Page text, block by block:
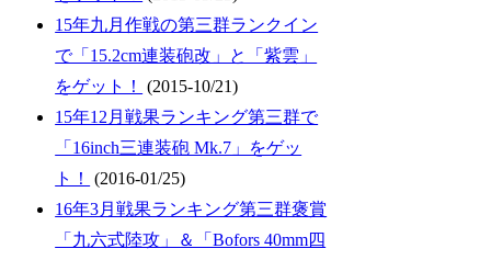
15年九月作戦の第三群ランクイン
で「15.2cm連装砲改」と「紫雲」
をゲット！
(2015-10/21)
15年12月戦果ランキング第三群で
「16inch三連装砲 Mk.7」をゲッ
ト！
(2016-01/25)
16年3月戦果ランキング第三群褒賞
「九六式陸攻」＆「Bofors 40mm四